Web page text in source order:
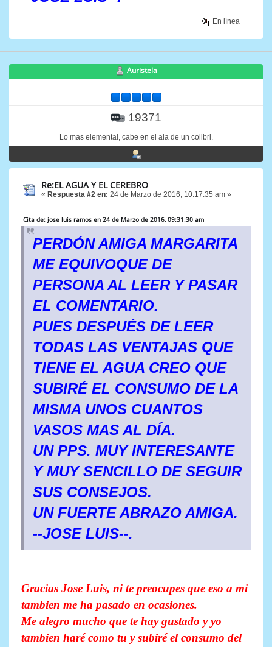
En línea
Auristela
19371
Lo mas elemental, cabe en el ala de un colibri.
Re:EL AGUA Y EL CEREBRO
« Respuesta #2 en: 24 de Marzo de 2016, 10:17:35 am »
Cita de: jose luis ramos en 24 de Marzo de 2016, 09:31:30 am
PERDÓN AMIGA MARGARITA
ME EQUIVOQUE DE
PERSONA AL LEER Y PASAR
EL COMENTARIO.
PUES DESPUÉS DE LEER
TODAS LAS VENTAJAS QUE
TIENE EL AGUA CREO QUE
SUBIRÉ EL CONSUMO DE LA
MISMA UNOS CUANTOS
VASOS MAS AL DÍA.
UN PPS. MUY INTERESANTE
Y MUY SENCILLO DE SEGUIR
SUS CONSEJOS.
UN FUERTE ABRAZO AMIGA.
--JOSE LUIS--.
Gracias Jose Luis, ni te preocupes que eso a mi
tambien me ha pasado en ocasiones.
Me alegro mucho que te hay gustado y yo
tambien haré como tu y subiré el consumo del